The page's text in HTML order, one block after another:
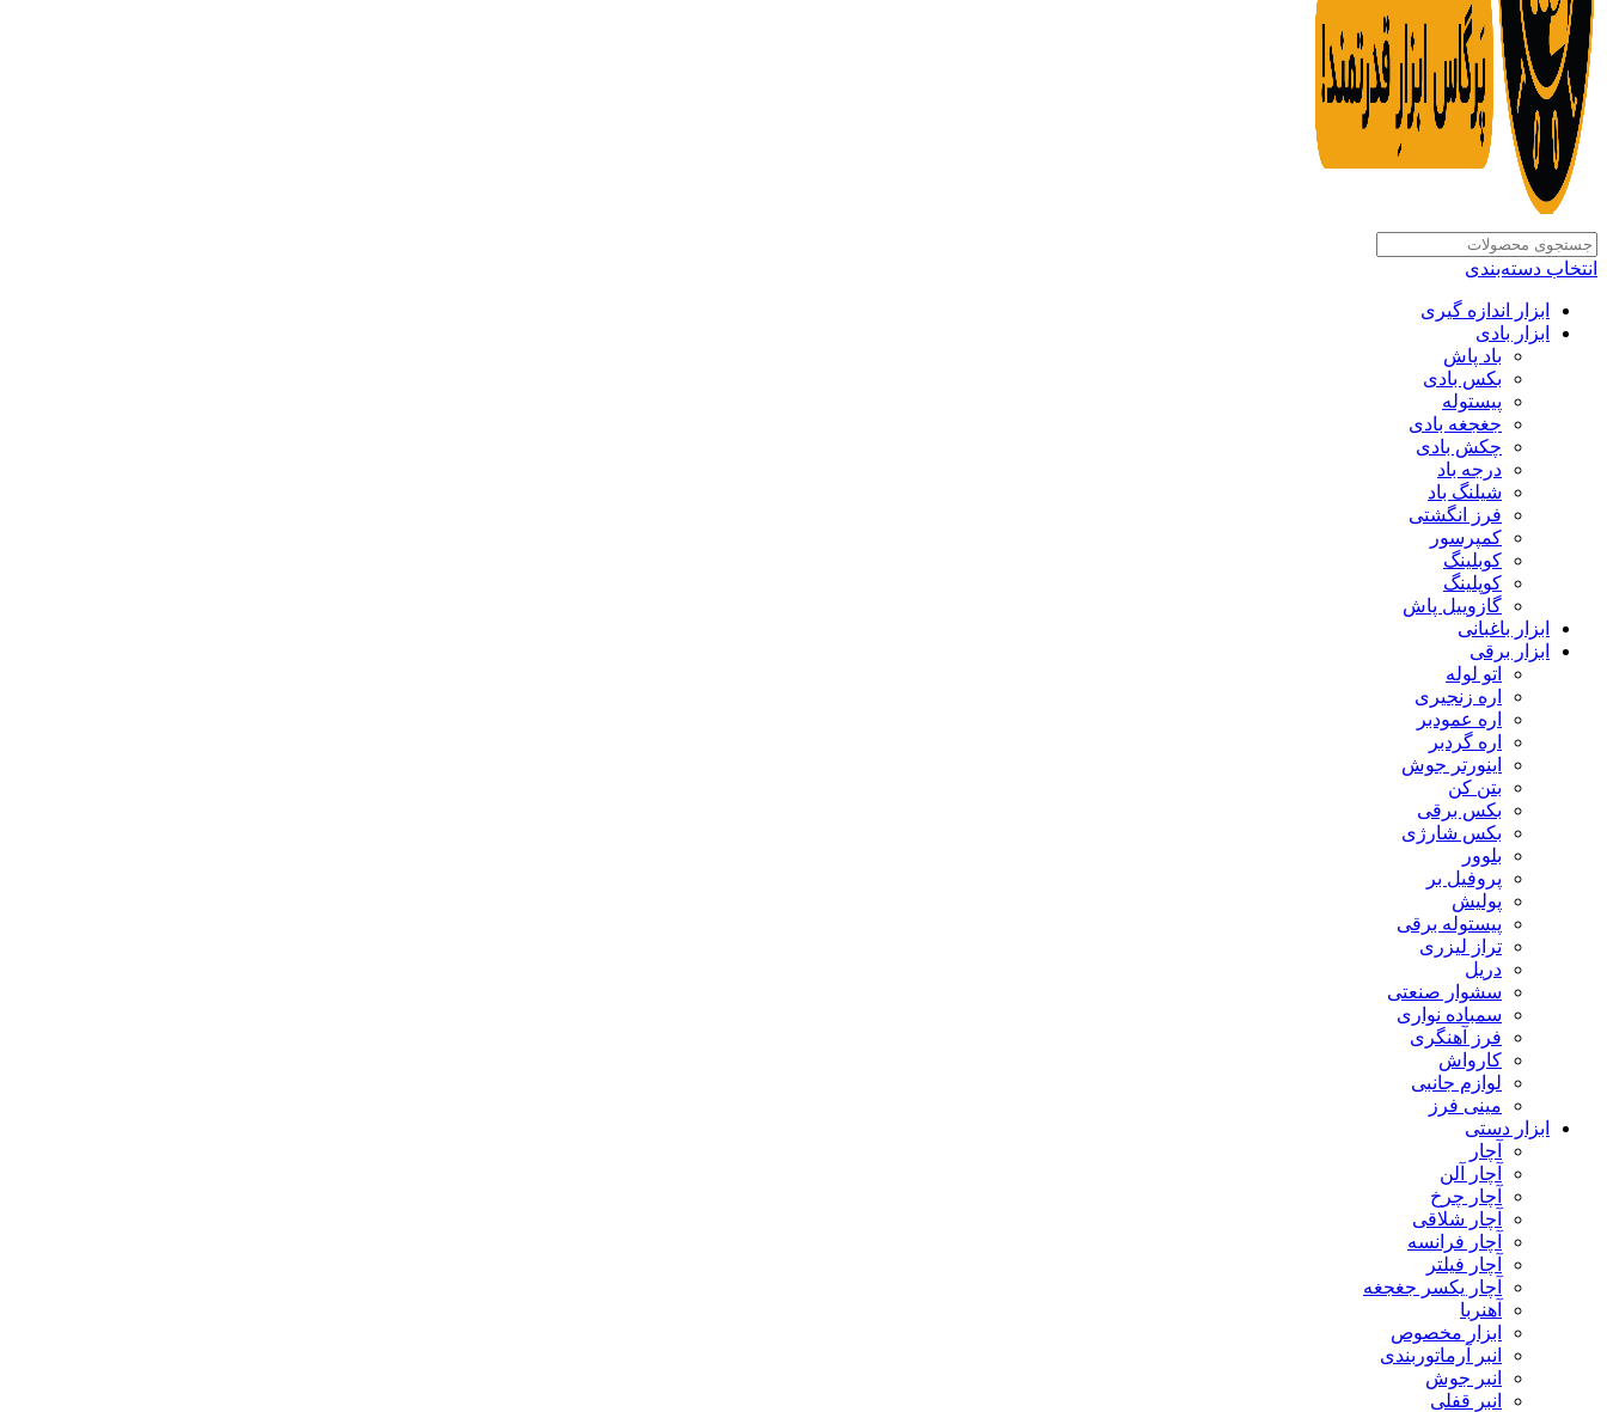
انتخاب دسته‌بندی
ابزار اندازه گیری
ابزار بادی
باد پاش
بکس بادی
پیستوله
جغجغه بادی
چکش بادی
درجه باد
شیلنگ باد
فرز انگشتی
کمپرسور
کوبلینگ
کوپلینگ
گازوییل پاش
ابزار باغبانی
ابزار برقی
اتو لوله
اره زنجیری
اره عمودبر
اره گردبر
اینورتر جوش
بتن کن
بکس برقی
بکس شارژی
بلوور
پروفیل بر
پولیش
پیستوله برقی
تراز لیزری
دریل
سشوار صنعتی
سمباده نواری
فرز آهنگری
کارواش
لوازم جانبی
مینی فرز
ابزار دستی
آچار
آچار آلن
آچار چرخ
آچار شلاقی
آچار فرانسه
آچار فیلتر
آچار یکسر جغجغه
آهنربا
ابزار مخصوص
انبر آرماتوربندی
انبر جوش
انبر قفلی